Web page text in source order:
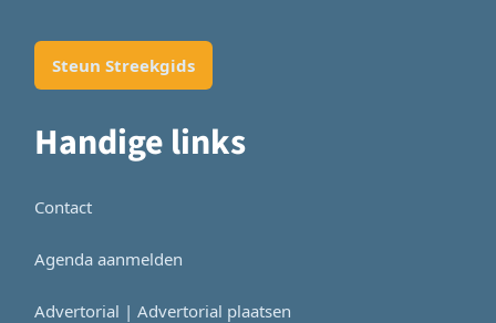
Steun Streekgids
Handige links
Contact
Agenda aanmelden
Advertorial | Advertorial plaatsen